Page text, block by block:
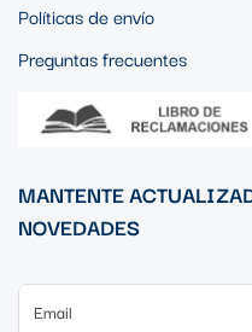
Políticas de envío
Preguntas frecuentes
MANTENTE
NOVEDADES